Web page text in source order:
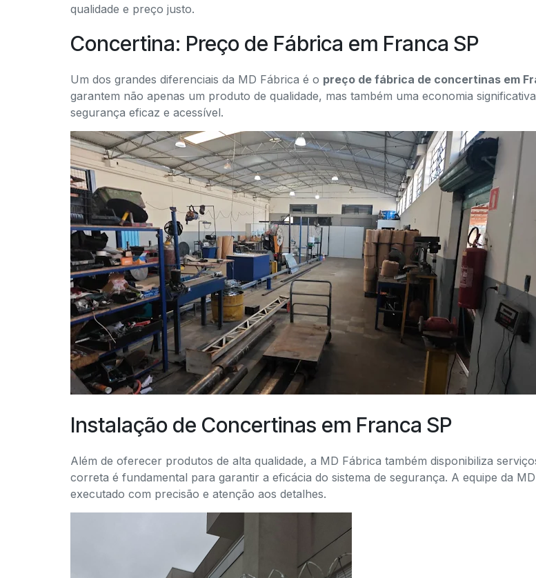
qualidade e preço justo.
Concertina: Preço de Fábrica em Franca SP
Um dos grandes diferenciais da MD Fábrica é o preço de fábrica de concertinas em
garantem não apenas um produto de qualidade, mas também uma economia
segurança eficaz e acessível.
Instalação de Concertinas em Franca SP
Além de oferecer produtos de alta qualidade, a MD Fábrica também disponibiliza
correta é fundamental para garantir a eficácia do sistema de segurança. A equipe da
executado com precisão e atenção aos detalhes.